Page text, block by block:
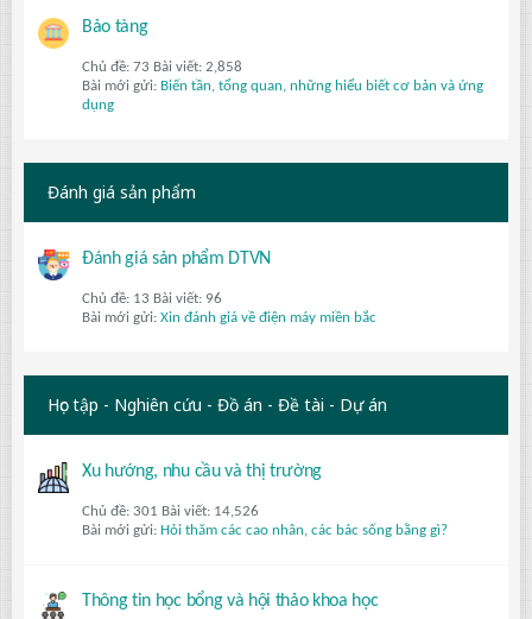
Bảo tàng
Chủ đề: 73 Bài viết: 2,858
Bài mới gửi: Biến tần, tổng quan, những hiểu biết cơ bản và ứng
dụng
Đánh giá sản phẩm
Đánh giá sản phẩm DTVN
Chủ đề: 13 Bài viết: 96
Bài mới gửi: Xin đánh giá về điện máy miền bắc
Học tập - Nghiên cứu - Đồ án - Đề tài - Dự án
Xu hướng, nhu cầu và thị trường
Chủ đề: 301 Bài viết: 14,526
Bài mới gửi: Hỏi thăm các cao nhân, các bác sống bằng gì?
Thông tin học bổng và hội thảo khoa học